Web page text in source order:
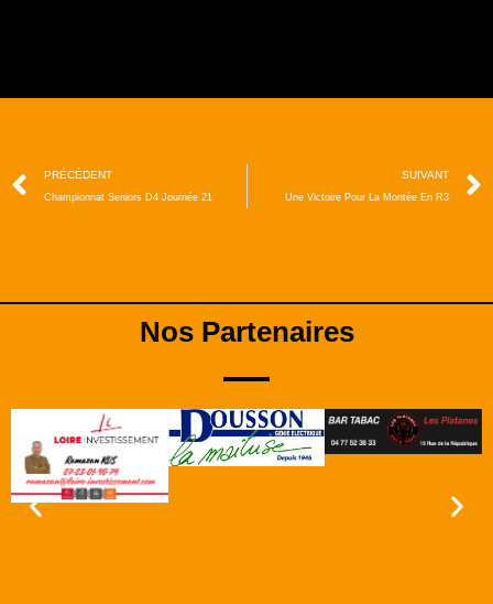
PRÉCÉDENT
Championnat Seniors D4 Journée 21
SUIVANT
Une Victoire Pour La Montée En R3
Nos Partenaires